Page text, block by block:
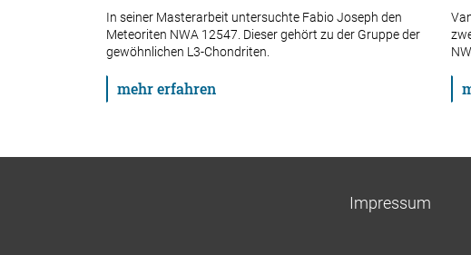
In seiner Masterarbeit untersuchte Fabio Joseph den
Meteoriten NWA 12547. Dieser gehört zu der Gruppe der
gewöhnlichen L3-Chondriten.
mehr erfahren
Impressum